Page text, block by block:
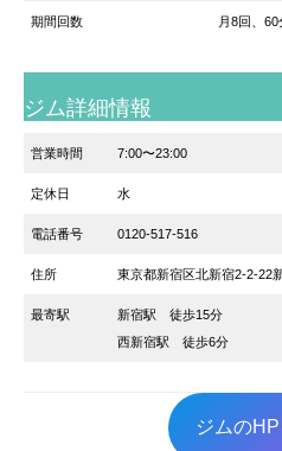
期間回数 月8回、60
ジム詳細情報
営業時間 7:00〜23:00
定休日 水
電話番号 0120-517-516
住所 東京都新宿区北新宿2-2-22
最寄駅
新宿駅 徒歩15分
西新宿駅 徒歩6分
ジムの